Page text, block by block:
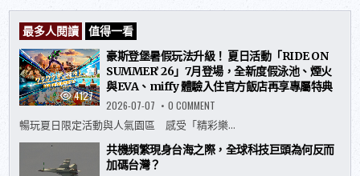
最多人閱讀 值得一看
4127
豪斯登堡暑假玩法升級！ 夏日活動「RIDE ON
SUMMER’ 26」7月登場，全新度假泳池、煙火
與EVA、miffy 體驗入住官方飯店再享專屬特典
2026-07-07 0 COMMENT
斯
登
堡
暑
暢玩夏日限定活動與人氣園區 感受「精彩樂...
共機頻繁現身台海之際，全球科技巨頭為何反而
加碼台灣？